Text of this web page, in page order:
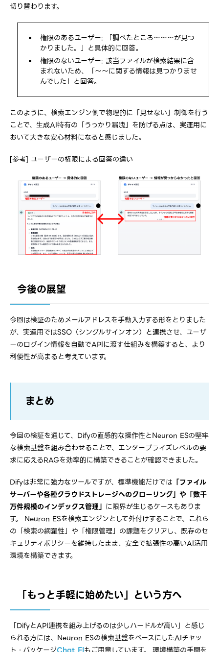
切り替わります。
権限のあるユーザー: 「調べたところ〜〜〜が見つ
かりました。」と具体的に回答。
権限のないユーザー: 該当ファイルが検索結果に含
まれないため、「〜〜に関する情報は見つかりませ
んでした」と回答。
このように、検索エンジン側で物理的に「見せない」制御を行う
ことで、生成AI特有の「うっかり漏洩」を防げる点は、実運用に
おいて大きな安心材料になると感じました。
[参考] ユーザーの権限による回答の違い
今後の展望
今回は検証のためメールアドレスを手動入力する形をとりました
が、実運用ではSSO（シングルサインオン）と連携させ、ユーザ
ーのログイン情報を自動でAPIに渡す仕組みを構築すると、より
利便性が高まると考えています。
まとめ
今回の検証を通じて、Difyの直感的な操作性とNeuron ESの堅牢
な検索基盤を組み合わせることで、エンタープライズレベルの要
求に応えるRAGを効率的に構築できることが確認できました。
Difyは非常に強力なツールですが、標準機能だけでは 「ファイル
サーバーや各種クラウドストレージへのクローリング」や「数千
万件規模のインデックス管理」 に限界が生じるケースもありま
す。 Neuron ESを検索エンジンとして外付けすることで、これら
の「検索の網羅性」や「権限管理」の課題をクリアし、既存のセ
キュリティポリシーを維持したまま、安全で拡張性の高いAI活用
環境を構築できます。
「もっと手軽に始めたい」という方へ
「DifyとAPI連携を組み上げるのは少しハードルが高い」と感じ
られる方には、Neuron ESの検索基盤をベースにしたAIチャッ
ト・パッケージChat EIもご用意しています。 環境構築の手間を